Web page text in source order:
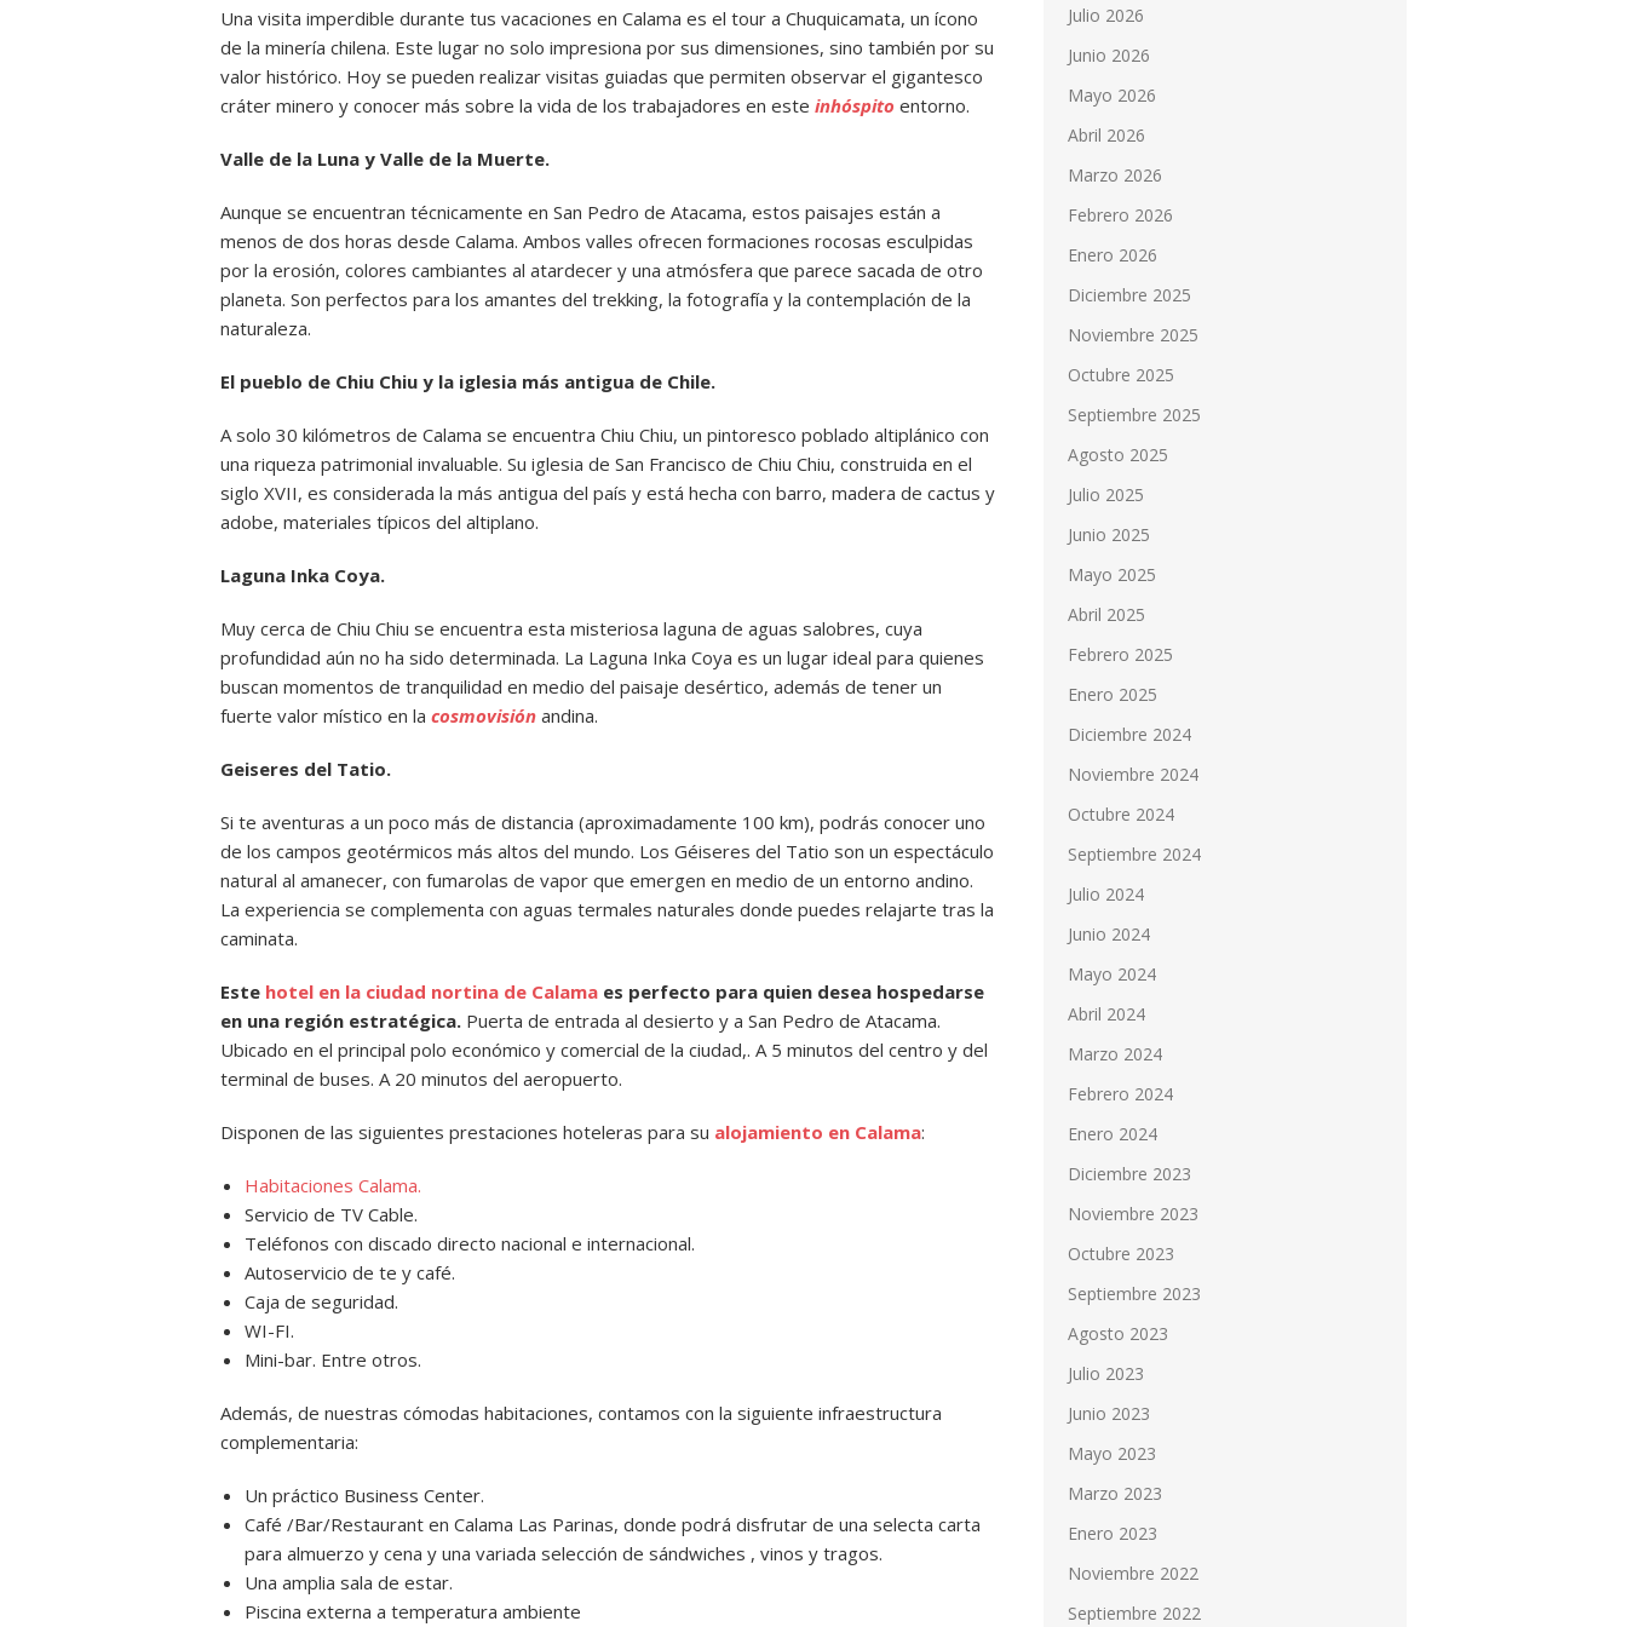
Una visita imperdible durante tus vacaciones en Calama es el tour a Chuquicamata, un ícono
de la minería chilena. Este lugar no solo impresiona por sus dimensiones, sino también por su
valor histórico. Hoy se pueden realizar visitas guiadas que permiten observar el gigantesco
cráter minero y conocer más sobre la vida de los trabajadores en este inhóspito entorno.
Valle de la Luna y Valle de la Muerte.
Aunque se encuentran técnicamente en San Pedro de Atacama, estos paisajes están a
menos de dos horas desde Calama. Ambos valles ofrecen formaciones rocosas esculpidas
por la erosión, colores cambiantes al atardecer y una atmósfera que parece sacada de otro
planeta. Son perfectos para los amantes del trekking, la fotografía y la contemplación de la
naturaleza.
El pueblo de Chiu Chiu y la iglesia más antigua de Chile.
A solo 30 kilómetros de Calama se encuentra Chiu Chiu, un pintoresco poblado altiplánico con
una riqueza patrimonial invaluable. Su iglesia de San Francisco de Chiu Chiu, construida en el
siglo XVII, es considerada la más antigua del país y está hecha con barro, madera de cactus y
adobe, materiales típicos del altiplano.
Laguna Inka Coya.
Muy cerca de Chiu Chiu se encuentra esta misteriosa laguna de aguas salobres, cuya
profundidad aún no ha sido determinada. La Laguna Inka Coya es un lugar ideal para quienes
buscan momentos de tranquilidad en medio del paisaje desértico, además de tener un
fuerte valor místico en la cosmovisión andina.
Geiseres del Tatio.
Si te aventuras a un poco más de distancia (aproximadamente 100 km), podrás conocer uno
de los campos geotérmicos más altos del mundo. Los Géiseres del Tatio son un espectáculo
natural al amanecer, con fumarolas de vapor que emergen en medio de un entorno andino.
La experiencia se complementa con aguas termales naturales donde puedes relajarte tras la
caminata.
Este hotel en la ciudad nortina de Calama es perfecto para quien desea hospedarse
en una región estratégica. Puerta de entrada al desierto y a San Pedro de Atacama.
Ubicado en el principal polo económico y comercial de la ciudad,. A 5 minutos del centro y del
terminal de buses. A 20 minutos del aeropuerto.
Disponen de las siguientes prestaciones hoteleras para su alojamiento en Calama:
Habitaciones Calama.
Servicio de TV Cable.
Teléfonos con discado directo nacional e internacional.
Autoservicio de te y café.
Caja de seguridad.
WI-FI.
Mini-bar. Entre otros.
Además, de nuestras cómodas habitaciones, contamos con la siguiente infraestructura
complementaria:
Un práctico Business Center.
Café /Bar/Restaurant en Calama Las Parinas, donde podrá disfrutar de una selecta carta
para almuerzo y cena y una variada selección de sándwiches , vinos y tragos.
Una amplia sala de estar.
Piscina externa a temperatura ambiente
Julio 2026
Junio 2026
Mayo 2026
Abril 2026
Marzo 2026
Febrero 2026
Enero 2026
Diciembre 2025
Noviembre 2025
Octubre 2025
Septiembre 2025
Agosto 2025
Julio 2025
Junio 2025
Mayo 2025
Abril 2025
Febrero 2025
Enero 2025
Diciembre 2024
Noviembre 2024
Octubre 2024
Septiembre 2024
Julio 2024
Junio 2024
Mayo 2024
Abril 2024
Marzo 2024
Febrero 2024
Enero 2024
Diciembre 2023
Noviembre 2023
Octubre 2023
Septiembre 2023
Agosto 2023
Julio 2023
Junio 2023
Mayo 2023
Marzo 2023
Enero 2023
Noviembre 2022
Septiembre 2022